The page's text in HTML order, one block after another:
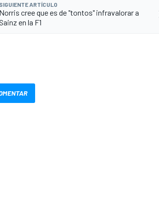
SIGUIENTE ARTÍCULO
Norris cree que es de "tontos" infravalorar a
Sainz en la F1